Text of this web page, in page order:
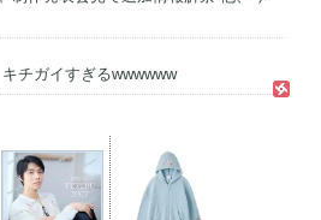
キチガイすぎるwwwwww